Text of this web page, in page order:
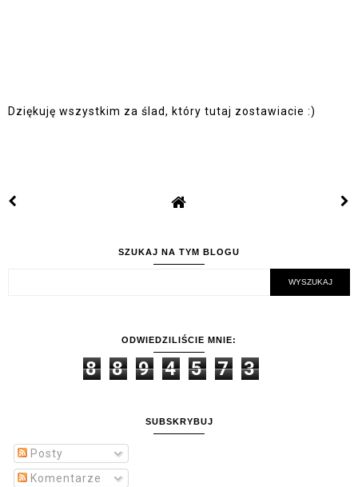
Dziękuję wszystkim za ślad, który tutaj zostawiacie :)
SZUKAJ NA TYM BLOGU
ODWIEDZILIŚCIE MNIE:
8 8 9 4 5 7 3
SUBSKRYBUJ
Posty
Komentarze